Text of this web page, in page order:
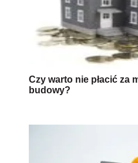
Czy warto nie płacić za
budowy?